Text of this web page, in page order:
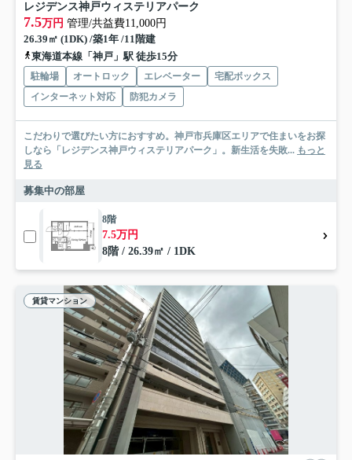
レジデンス神戸ウィステリアパーク
7.5万円 管理/共益費11,000円
26.39㎡ (1DK) /築1年 /11階建
東海道本線「神戸」駅 徒歩15分
駐輪場 オートロック エレベーター
宅配ボックス
インターネット対応
防犯カメラ
こだわりで選びたい方におすすめ。神戸市兵庫区エリアで住まいをお探
しなら「レジデンス神戸ウィステリアパーク」。新生活を失敗... もっと
見る
募集中の部屋
8階
7.5万円
8階 / 26.39㎡ / 1DK
賃貸マンション